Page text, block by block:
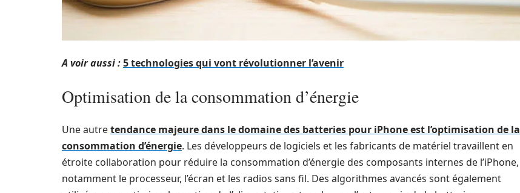
A voir aussi :5 technologies qui vont révolutionner l’avenir
Optimisation de la consommation d’énergie
Une autretendance majeure dans le domaine des batteries pour iPhone est l’optimisation de la
consommation d’énergie. Les développeurs de logiciels et les fabricants de matériel travaillent en
étroite collaboration pour réduire la consommation d’énergie des composants internes de l’iPhone,
notamment le processeur, l’écran et les radios sans fil. Des algorithmes avancés sont également